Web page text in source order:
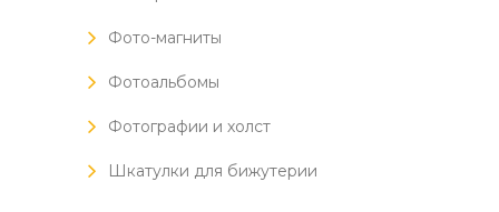
Фото-магниты
Фотоальбомы
Фотографии и холст
Шкатулки для бижутерии